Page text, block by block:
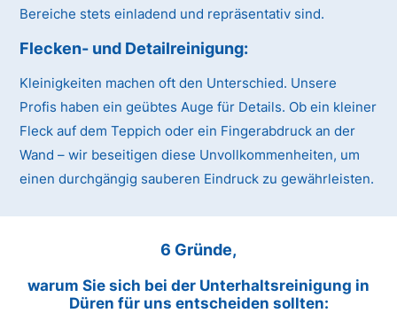
Bereiche stets einladend und repräsentativ sind.
Flecken- und Detailreinigung:
Kleinigkeiten machen oft den Unterschied. Unsere
Profis haben ein geübtes Auge für Details. Ob ein kleiner
Fleck auf dem Teppich oder ein Fingerabdruck an der
Wand – wir beseitigen diese Unvollkommenheiten, um
einen durchgängig sauberen Eindruck zu gewährleisten.
6 Gründe,
warum Sie sich bei der Unterhaltsreinigung in
Düren für uns entscheiden sollten: